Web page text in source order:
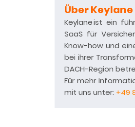
Über Keylane
Keylane ist ein
SaaS für
Know-how und
bei ihrer
DACH-Region
Für mehr
mit uns unter: +49